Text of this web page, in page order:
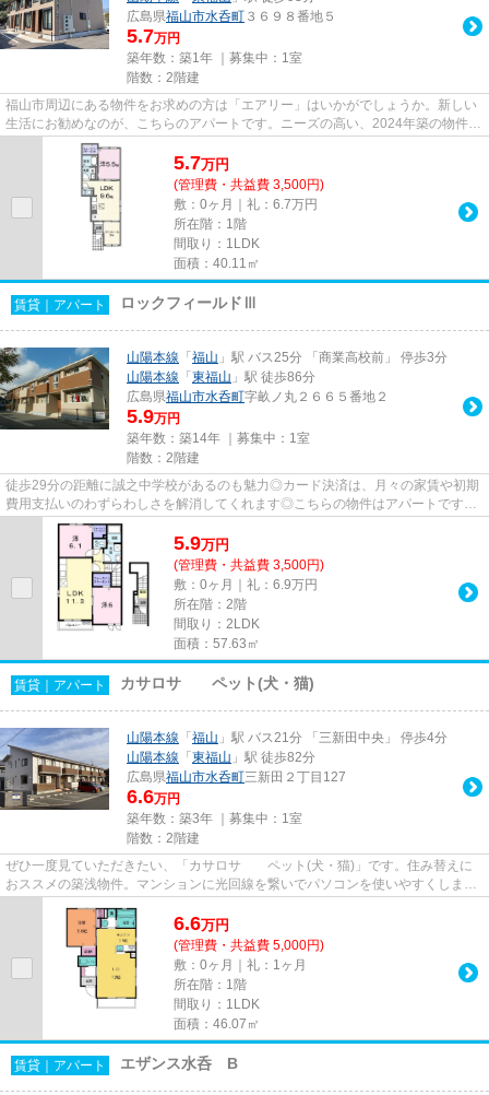
広島県福山市水呑町 ３６９８番地５
5.7万円
築年数：築1年 ｜募集中： 1室
階数：2階建
福山市周辺にある物件をお求めの方は「エアリー」はいかがでしょうか。新しい
生活にお勧めなのが、こちらのアパートです。ニーズの高い、2024年築の物件
で、オシャレな室内が魅力的。...
5.7万円
(管理費・共益費 3,500円)
敷：0ヶ月｜礼：6.7万円
所在階：1階
間取り：1LDK
面積：40.11㎡
賃貸｜アパート ロックフィールドⅢ
山陽本線 「 福山 」駅 バス25分 「商業高校前」 停歩3分
山陽本線 「 東福山 」駅 徒歩86分
広島県福山市水呑町字畝ノ丸２６６５番地２
5.9万円
築年数：築14年 ｜募集中： 1室
階数：2階建
徒歩29分の距離に誠之中学校があるのも魅力◎カード決済は、月々の家賃や初期
費用支払いのわずらわしさを解消してくれます◎こちらの物件はアパートです◎
エステート高橋がお届けする福山...
5.9万円
(管理費・共益費 3,500円)
敷：0ヶ月｜礼：6.9万円
所在階：2階
間取り：2LDK
面積：57.63㎡
賃貸｜アパート カサロサ ペット(犬・猫)
山陽本線 「 福山 」駅 バス21分 「三新田中央」 停歩4分
山陽本線 「 東福山 」駅 徒歩82分
広島県福山市水呑町三新田２丁目127
6.6万円
築年数：築3年 ｜募集中： 1室
階数：2階建
ぜひ一度見ていただきたい、「カサロサ ペット(犬・猫)」です。住み替えに
おススメの築浅物件。マンションに光回線を繋いでパソコンを使いやすくしまし
6.6万円
(管理費・共益費 5,000円)
敷：0ヶ月｜礼：1ヶ月
所在階：1階
間取り：1LDK
面積：46.07㎡
賃貸｜アパート エザンス水呑 B